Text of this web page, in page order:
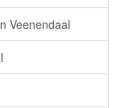
Veenendaal